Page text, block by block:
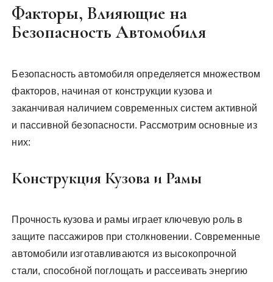
Факторы, Влияющие на
Безопасность Автомобиля
Безопасность автомобиля определяется множеством
факторов, начиная от конструкции кузова и
заканчивая наличием современных систем активной
и пассивной безопасности. Рассмотрим основные из
них:
Конструкция Кузова и Рамы
Прочность кузова и рамы играет ключевую роль в
защите пассажиров при столкновении. Современные
автомобили изготавливаются из высокопрочной
стали, способной поглощать и рассеивать энергию